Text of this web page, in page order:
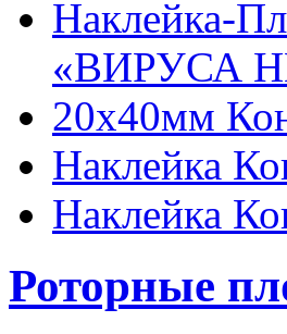
Наклейка-
«ВИРУСА
20х40мм
Наклейка
Наклейка
Роторные